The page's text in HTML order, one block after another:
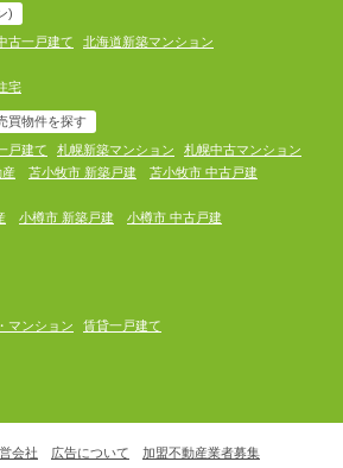
)
古一戸建て
北海道新築マンション
宅
買物件を探す
戸建て 札幌新築マンション
札幌中古マンション
産 苫小牧市 新築戸建
苫小牧市 中古戸建
小樽市 新築戸建
小樽市 中古戸建
マンション
賃貸一戸建て
会社 広告について 加盟不動産業者募集